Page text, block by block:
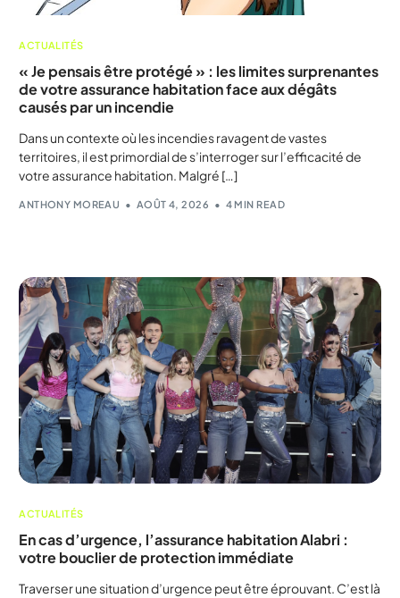
ACTUALITÉS
« Je pensais être protégé » : les limites surprenantes
de votre assurance habitation face aux dégâts
causés par un incendie
Dans un contexte où les incendies ravagent de vastes
territoires, il est primordial de s’interroger sur l’efficacité de
votre assurance habitation. Malgré […]
ANTHONY MOREAU AOÛT 4, 2026 4 MIN READ
ACTUALITÉS
En cas d’urgence, l’assurance habitation Alabri :
votre bouclier de protection immédiate
Traverser une situation d’urgence peut être éprouvant. C’est là